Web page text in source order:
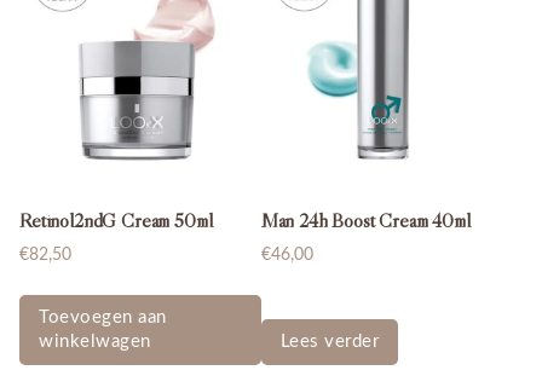
Retinol2ndG Cream 50ml
€82,50
Toevoegen aan
winkelwagen
Man 24h Boost Cream 40ml
€46,00
Lees verder